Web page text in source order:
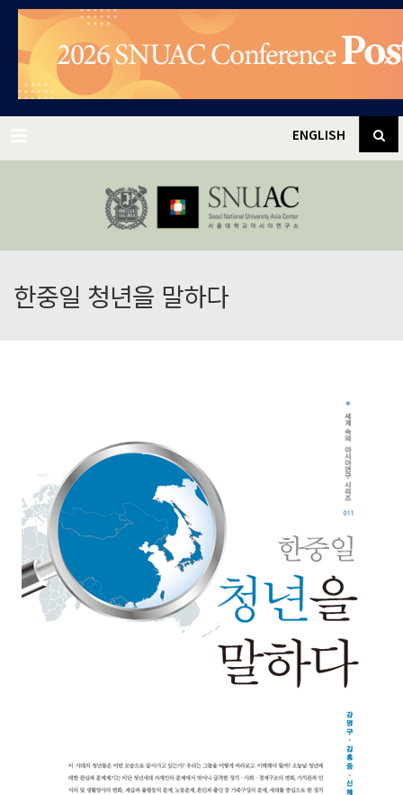
✕
ENGLISH
한중일 청년을 말하다